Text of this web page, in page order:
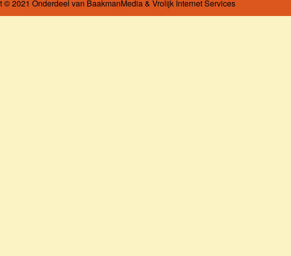
© 2021 Onderdeel van BaakmanMedia& Vrolijk Internet Services